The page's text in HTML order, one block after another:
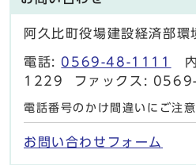
阿久比町役場建設経済部環
電話: 0569-48-1111
内
1229 ファックス:
電話番号のかけ間違いにご注意
お問い合わせフォーム